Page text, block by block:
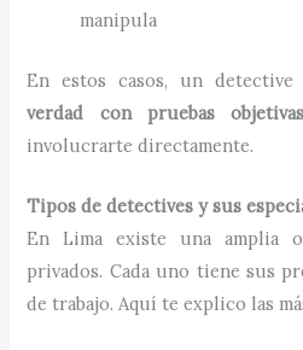
manipula
En estos casos, un detective
verdad con pruebas
involucrarte directamente.
Tipos de detectives y sus
En Lima existe una amplia
privados. Cada uno tiene sus
de trabajo. Aquí te explico las